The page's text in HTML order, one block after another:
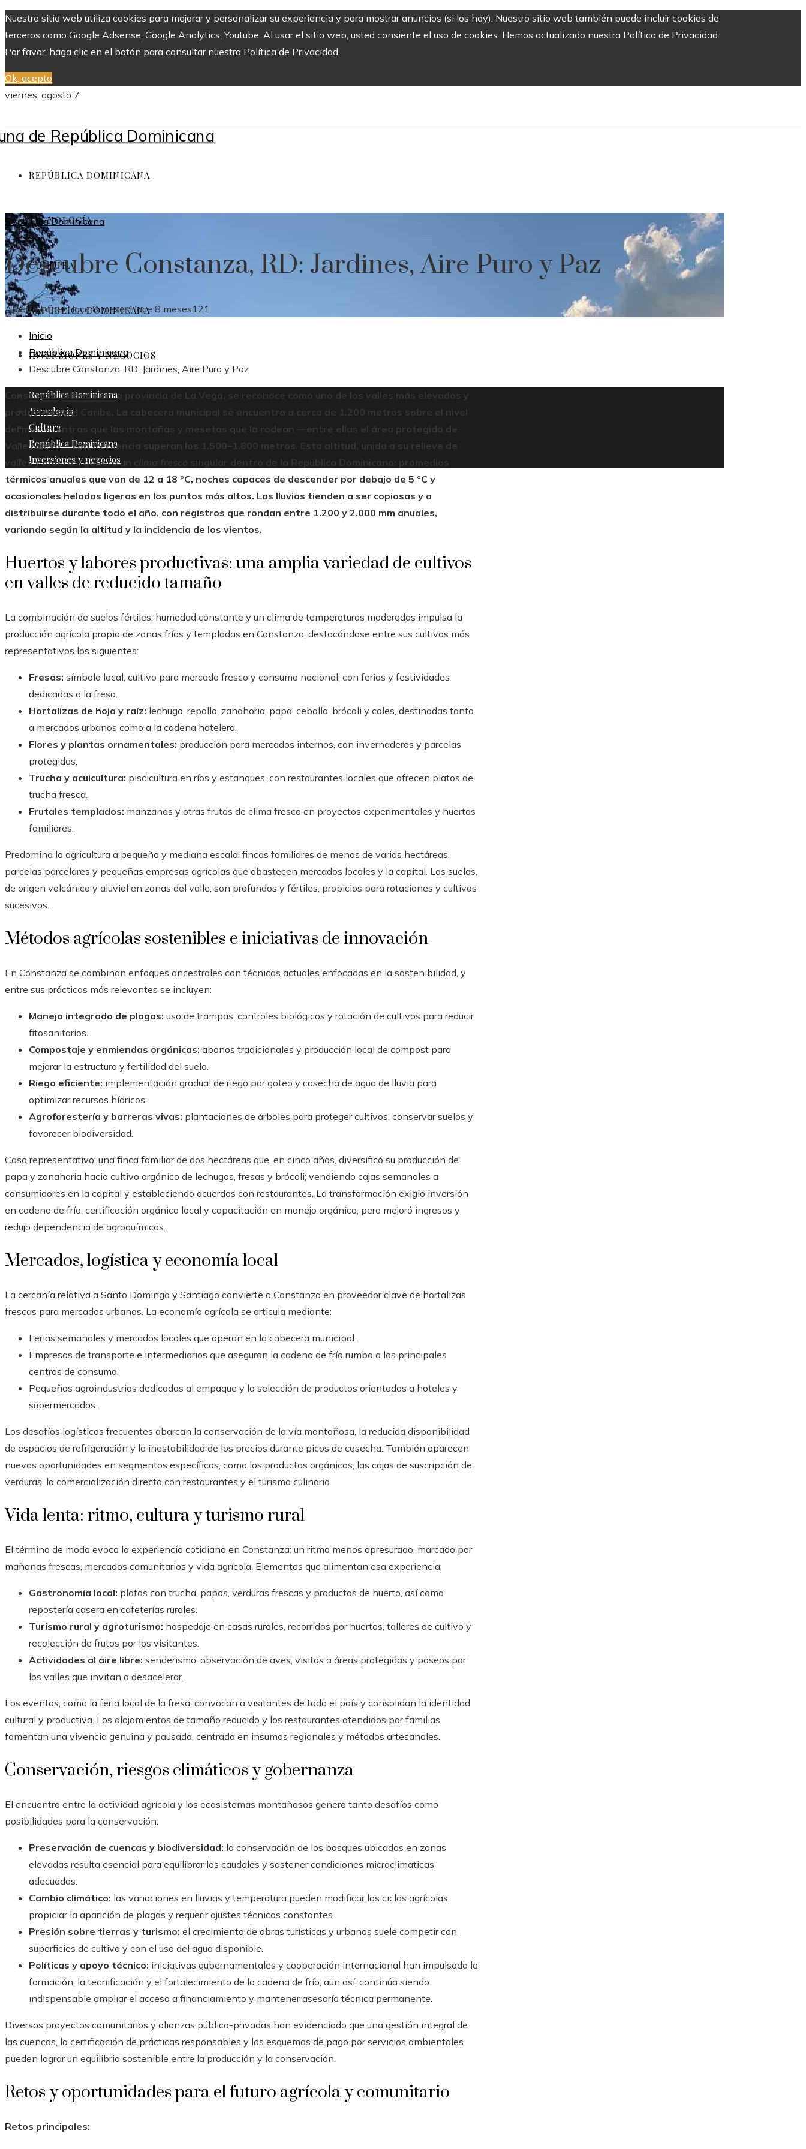
Nuestro sitio web utiliza cookies para mejorar y personalizar su experiencia y para mostrar anuncios (si los hay). Nuestro sitio web también puede incluir cookies de
terceros como Google Adsense, Google Analytics, Youtube. Al usar el sitio web, usted consiente el uso de cookies. Hemos actualizado nuestra Política de Privacidad.
Por favor, haga clic en el botón para consultar nuestra Política de Privacidad.
Ok, acepto
viernes, agosto 7
REPÚBLICA DOMINICANA
TECNOLOGÍA
CULTURA
REPÚBLICA DOMINICANA
INVERSIONES Y NEGOCIOS
República Dominicana
Tecnología
Cultura
República Dominicana
Inversiones y negocios
República Dominicana
Descubre Constanza, RD: Jardines, Aire Puro y Paz
Alberto LópezHace 8 mesesHace 8 meses121
Inicio
República Dominicana
Descubre Constanza, RD: Jardines, Aire Puro y Paz
Constanza, situada en la provincia de La Vega, se reconoce como uno de los valles más elevados y
productivos del Caribe. La cabecera municipal se encuentra a cerca de 1.200 metros sobre el nivel
del mar, mientras que las montañas y mesetas que la rodean —entre ellas el área protegida de
Valle Nuevo— con frecuencia superan los 1.500–1.800 metros. Esta altitud, unida a su relieve de
valles y laderas, genera un
clima fresco
singular dentro de la República Dominicana: promedios
térmicos anuales que van de 12 a 18 °C, noches capaces de descender por debajo de 5 °C y
ocasionales heladas ligeras en los puntos más altos. Las lluvias tienden a ser copiosas y a
distribuirse durante todo el año, con registros que rondan entre 1.200 y 2.000 mm anuales,
variando según la altitud y la incidencia de los vientos.
Huertos y labores productivas: una amplia variedad de cultivos
en valles de reducido tamaño
La combinación de suelos fértiles, humedad constante y un clima de temperaturas moderadas impulsa la
producción agrícola propia de zonas frías y templadas en Constanza, destacándose entre sus cultivos más
representativos los siguientes:
Fresas: símbolo local; cultivo para mercado fresco y consumo nacional, con ferias y festividades
dedicadas a la fresa.
Hortalizas de hoja y raíz: lechuga, repollo, zanahoria, papa, cebolla, brócoli y coles, destinadas tanto
a mercados urbanos como a la cadena hotelera.
Flores y plantas ornamentales: producción para mercados internos, con invernaderos y parcelas
protegidas.
Trucha y acuicultura: piscicultura en ríos y estanques, con restaurantes locales que ofrecen platos de
trucha fresca.
Frutales templados: manzanas y otras frutas de clima fresco en proyectos experimentales y huertos
familiares.
Predomina la agricultura a pequeña y mediana escala: fincas familiares de menos de varias hectáreas,
parcelas parcelares y pequeñas empresas agrícolas que abastecen mercados locales y la capital. Los suelos,
de origen volcánico y aluvial en zonas del valle, son profundos y fértiles, propicios para rotaciones y cultivos
sucesivos.
Métodos agrícolas sostenibles e iniciativas de innovación
En Constanza se combinan enfoques ancestrales con técnicas actuales enfocadas en la sostenibilidad, y
entre sus prácticas más relevantes se incluyen:
Manejo integrado de plagas: uso de trampas, controles biológicos y rotación de cultivos para reducir
fitosanitarios.
Compostaje y enmiendas orgánicas: abonos tradicionales y producción local de compost para
mejorar la estructura y fertilidad del suelo.
Riego eficiente: implementación gradual de riego por goteo y cosecha de agua de lluvia para
optimizar recursos hídricos.
Agroforestería y barreras vivas: plantaciones de árboles para proteger cultivos, conservar suelos y
favorecer biodiversidad.
Caso representativo: una finca familiar de dos hectáreas que, en cinco años, diversificó su producción de
papa y zanahoria hacia cultivo orgánico de lechugas, fresas y brócoli; vendiendo cajas semanales a
consumidores en la capital y estableciendo acuerdos con restaurantes. La transformación exigió inversión
en cadena de frío, certificación orgánica local y capacitación en manejo orgánico, pero mejoró ingresos y
redujo dependencia de agroquímicos.
Mercados, logística y economía local
La cercanía relativa a Santo Domingo y Santiago convierte a Constanza en proveedor clave de hortalizas
frescas para mercados urbanos. La economía agrícola se articula mediante:
Ferias semanales y mercados locales que operan en la cabecera municipal.
Empresas de transporte e intermediarios que aseguran la cadena de frío rumbo a los principales
centros de consumo.
Pequeñas agroindustrias dedicadas al empaque y la selección de productos orientados a hoteles y
supermercados.
Los desafíos logísticos frecuentes abarcan la conservación de la vía montañosa, la reducida disponibilidad
de espacios de refrigeración y la inestabilidad de los precios durante picos de cosecha. También aparecen
nuevas oportunidades en segmentos específicos, como los productos orgánicos, las cajas de suscripción de
verduras, la comercialización directa con restaurantes y el turismo culinario.
Vida lenta: ritmo, cultura y turismo rural
El término de moda evoca la experiencia cotidiana en Constanza: un ritmo menos apresurado, marcado por
mañanas frescas, mercados comunitarios y vida agrícola. Elementos que alimentan esa experiencia:
Gastronomía local: platos con trucha, papas, verduras frescas y productos de huerto, así como
repostería casera en cafeterías rurales.
Turismo rural y agroturismo: hospedaje en casas rurales, recorridos por huertos, talleres de cultivo y
recolección de frutos por los visitantes.
Actividades al aire libre: senderismo, observación de aves, visitas a áreas protegidas y paseos por
los valles que invitan a desacelerar.
Los eventos, como la feria local de la fresa, convocan a visitantes de todo el país y consolidan la identidad
cultural y productiva. Los alojamientos de tamaño reducido y los restaurantes atendidos por familias
fomentan una vivencia genuina y pausada, centrada en insumos regionales y métodos artesanales.
Conservación, riesgos climáticos y gobernanza
El encuentro entre la actividad agrícola y los ecosistemas montañosos genera tanto desafíos como
posibilidades para la conservación:
Preservación de cuencas y biodiversidad: la conservación de los bosques ubicados en zonas
elevadas resulta esencial para equilibrar los caudales y sostener condiciones microclimáticas
adecuadas.
Cambio climático: las variaciones en lluvias y temperatura pueden modificar los ciclos agrícolas,
propiciar la aparición de plagas y requerir ajustes técnicos constantes.
Presión sobre tierras y turismo: el crecimiento de obras turísticas y urbanas suele competir con
superficies de cultivo y con el uso del agua disponible.
Políticas y apoyo técnico: iniciativas gubernamentales y cooperación internacional han impulsado la
formación, la tecnificación y el fortalecimiento de la cadena de frío; aun así, continúa siendo
indispensable ampliar el acceso a financiamiento y mantener asesoría técnica permanente.
Diversos proyectos comunitarios y alianzas público-privadas han evidenciado que una gestión integral de
las cuencas, la certificación de prácticas responsables y los esquemas de pago por servicios ambientales
pueden lograr un equilibrio sostenible entre la producción y la conservación.
Retos y oportunidades para el futuro agrícola y comunitario
Retos principales: